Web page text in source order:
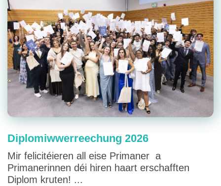
Diplomiwwerreechung 2026
Mir felicitéieren all eise Primaner a
Primanerinnen déi hiren haart erschafften
Diplom kruten! ...